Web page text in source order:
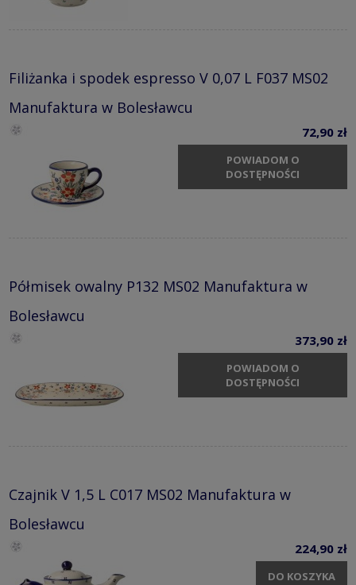
Filiżanka i spodek espresso V 0,07 L F037 MS02
Manufaktura w Bolesławcu
72,90 zł
POWIADOM O
DOSTĘPNOŚCI
Półmisek owalny P132 MS02 Manufaktura w
Bolesławcu
373,90 zł
POWIADOM O
DOSTĘPNOŚCI
Czajnik V 1,5 L C017 MS02 Manufaktura w
Bolesławcu
224,90 zł
DO KOSZYKA